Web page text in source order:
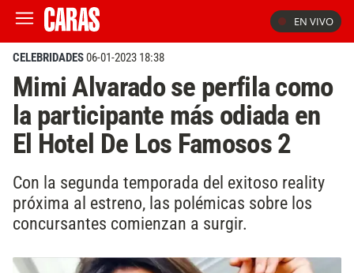
EN VIVO
CELEBRIDADES06-01-2023 18:38
Mimi Alvarado se perfila como
la participante más odiada en
El Hotel De Los Famosos 2
Con la segunda temporada del exitoso reality
próxima al estreno, las polémicas sobre los
concursantes comienzan a surgir.